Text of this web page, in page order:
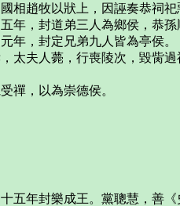
相趙牧以狀上，因誣奏恭祠
年，封道弟三人為鄉侯，恭孫
年，封定兄弟九人皆為亭侯。
太夫人薨，行喪陵次，毀胔
禪，以為崇德侯。
五年封樂成王。黨聰慧，善